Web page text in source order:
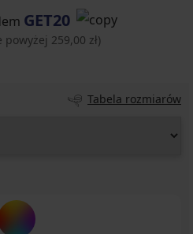
GET20
powyżej 259,00 zł)
Tabela rozmiarów